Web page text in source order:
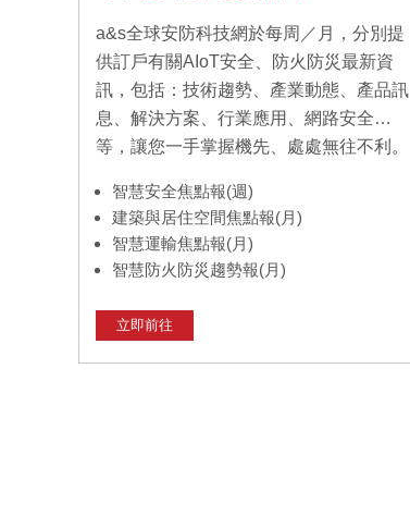
a&s全球安防科技網於每周／月，分別提
供訂戶有關AIoT安全、防火防災最新資
訊，包括：技術趨勢、產業動態、產品訊
息、解決方案、行業應用、網路安全…
等，讓您一手掌握機先、處處無往不利。
智慧安全焦點報(週)
建築與居住空間焦點報(月)
智慧運輸焦點報(月)
智慧防火防災趨勢報(月)
立即前往